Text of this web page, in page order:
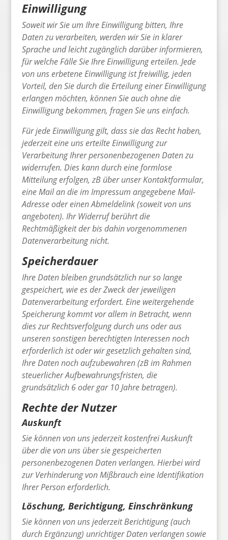
Einwilligung
Soweit wir Sie um Ihre Einwilligung bitten, Ihre
Daten zu verarbeiten, werden wir Sie in klarer
Sprache und leicht zugänglich darüber informieren,
für welche Fälle Sie Ihre Einwilligung erteilen. Jede
von uns erbetene Einwilligung ist freiwillig, jeden
Vorteil, den Sie durch die Erteilung einer Einwilligung
erlangen möchten, können Sie auch ohne die
Einwilligung bekommen, fragen Sie uns einfach.
Für jede Einwilligung gilt, dass sie das Recht haben,
jederzeit eine uns erteilte Einwilligung zur
Verarbeitung Ihrer personenbezogenen Daten zu
widerrufen. Dies kann durch eine formlose
Mitteilung erfolgen, zB über unser Kontaktformular,
eine Mail an die im Impressum angegebene Mail-
Adresse oder einen Abmeldelink (soweit von uns
angeboten). Ihr Widerruf berührt die
Rechtmäßigkeit der bis dahin vorgenommenen
Datenverarbeitung nicht.
Speicherdauer
Ihre Daten bleiben grundsätzlich nur so lange
gespeichert, wie es der Zweck der jeweiligen
Datenverarbeitung erfordert. Eine weitergehende
Speicherung kommt vor allem in Betracht, wenn
dies zur Rechtsverfolgung durch uns oder aus
unseren sonstigen berechtigten Interessen noch
erforderlich ist oder wir gesetzlich gehalten sind,
Ihre Daten noch aufzubewahren (zB im Rahmen
steuerlicher Aufbewahrungsfristen, die
grundsätzlich 6 oder gar 10 Jahre betragen).
Rechte der Nutzer
Auskunft
Sie können von uns jederzeit kostenfrei Auskunft
über die von uns über sie gespeicherten
personenbezogenen Daten verlangen. Hierbei wird
zur Verhinderung von Mißbrauch eine Identifikation
Ihrer Person erforderlich.
Löschung, Berichtigung, Einschränkung
Sie können von uns jederzeit Berichtigung (auch
durch Ergänzung) unrichtiger Daten verlangen sowie